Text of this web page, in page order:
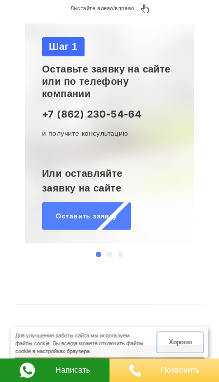
Листайте влево/вправо
Шаг 1
Оставьте заявку на сайте
или по телефону
компании
+7 (862) 230-54-64
и получите консультацию
Или оставляйте
заявку на сайте
Оставить заявку
Закажите рекламную
Для улучшения работы сайта мы используем
файлы cookie. Вы всегда можете отключить файлы
cookie в настройках браузера.
Хорошо
Написать Позвонить